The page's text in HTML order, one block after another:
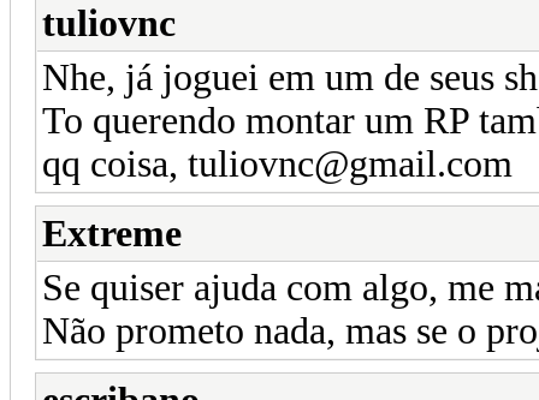
tuliovnc
Nhe, já joguei em um de seus
To querendo montar um RP
qq coisa, tuliovnc@gmail.com
Extreme
Se quiser ajuda com algo, me
Não prometo nada, mas se o